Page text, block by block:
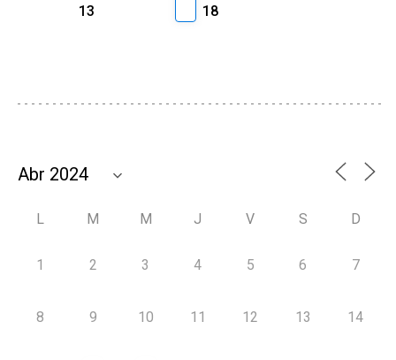
13
18
L M M J V S D
1 2 3 4 5 6 7
8 9 10 11 12 13 14